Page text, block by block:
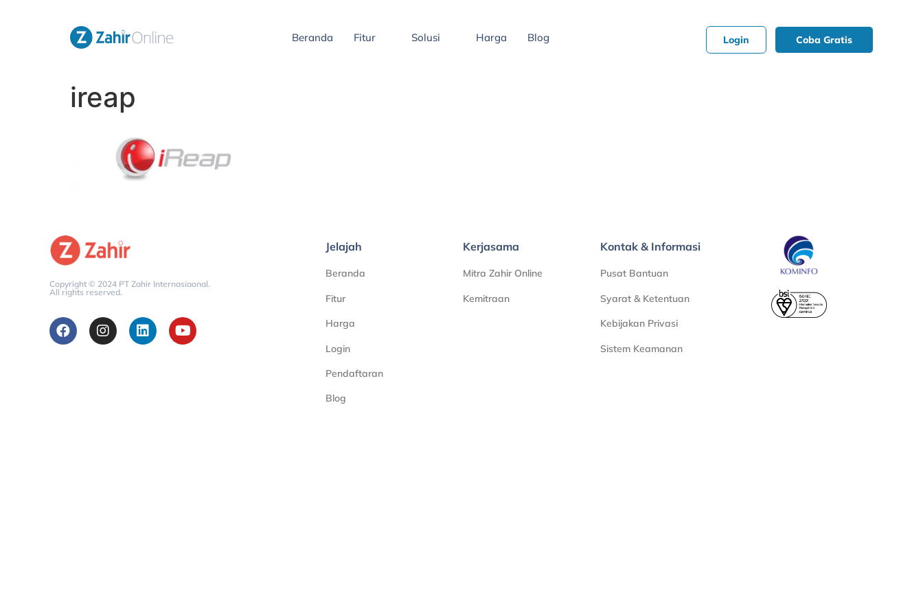
Beranda Fitur Solusi Harga Blog Login Coba Gratis
ireap
Copyright © 2024 PT Zahir Internasiaonal.
All rights reserved.
Jelajah
Beranda
Fitur
Harga
Login
Pendaftaran
Blog
Kerjasama
Mitra Zahir Online
Kemitraan
Kontak & Informasi
Pusat Bantuan
Syarat & Ketentuan
Kebijakan Privasi
Sistem Keamanan